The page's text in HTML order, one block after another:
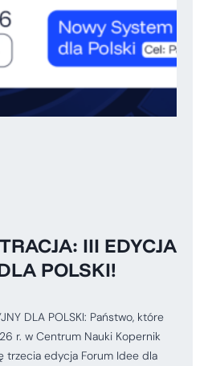
III EDYCJA
POLSKI!
DLA POLSKI: Państwo, które
r. w Centrum Nauki Kopernik
trzecia edycja Forum Idee dla